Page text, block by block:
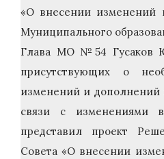
«О внесении изменений
Муниципального
Глава МО №54 Гусаков
присутствующих о
изменений и
связи с изменениями в
представил проект
Совета «О внесении